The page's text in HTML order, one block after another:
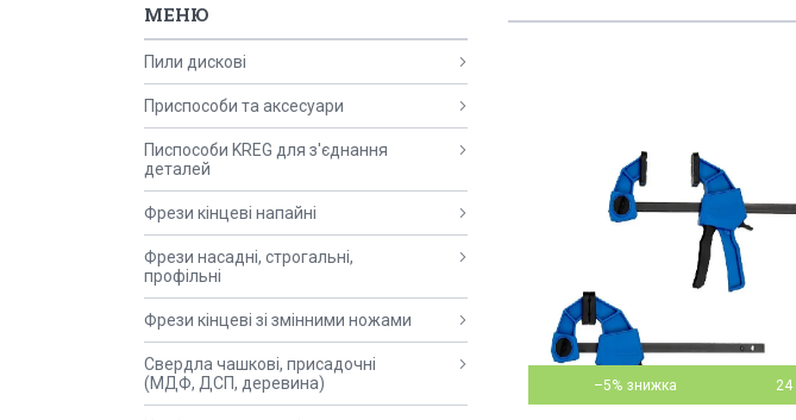
–5% 24
Пили дискові
Приспособи та аксесуари
Писпособи KREG для з'єднання
деталей
Фрези кінцеві напайні
Фрези насадні, строгальні,
профільні
Фрези кінцеві зі змінними ножами
Свердла чашкові, присадочні
(МДФ, ДСП, деревина)